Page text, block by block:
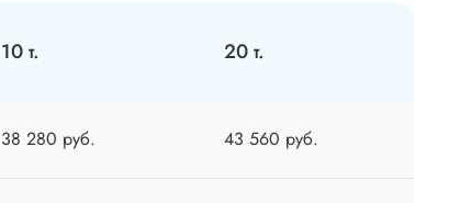
10 т. 20 т.
38 280 руб. 43 560 руб.